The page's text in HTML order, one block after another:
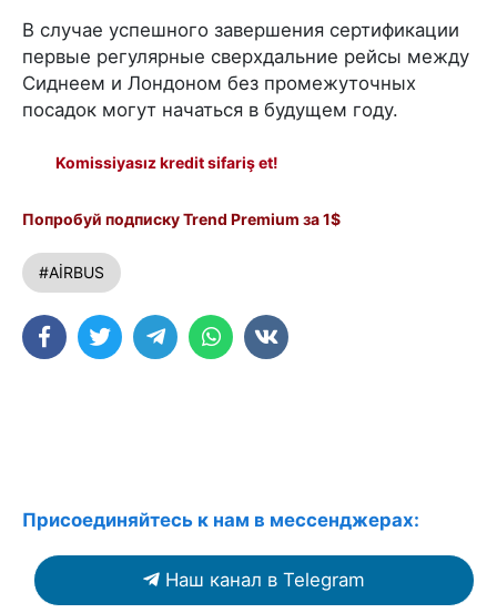
В случае успешного завершения сертификации
первые регулярные сверхдальние рейсы между
Сиднеем и Лондоном без промежуточных
посадок могут начаться в будущем году.
Komissiyasız kredit sifariş et!
Попробуй подписку Trend Premium за 1$
#AİRBUS
Присоединяйтесь к нам в мессенджерах:
Наш канал в Telegram